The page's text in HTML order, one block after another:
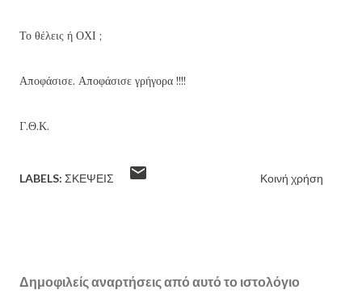
Το θέλεις ή ΟΧΙ ;
Αποφάσισε. Αποφάσισε γρήγορα !!!!
Γ.Θ.Κ.
LABELS: ΣΚΈΨΕΙΣ Κοινή χρήση
Δημοφιλείς αναρτήσεις από αυτό το ιστολόγιο